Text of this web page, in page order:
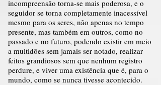
incompreensão torna-se mais poderosa, e o
seguidor se torna completamente inacessível
mesmo para os seres, não apenas no tempo
presente, mas também em outros, como no
passado e no futuro, podendo existir em meio
a multidões sem jamais ser notado, realizar
feitos grandiosos sem que nenhum registro
perdure, e viver uma existência que é, para o
mundo, como se nunca tivesse acontecido.